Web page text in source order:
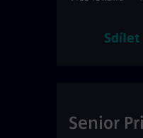
Sdílet
Senior